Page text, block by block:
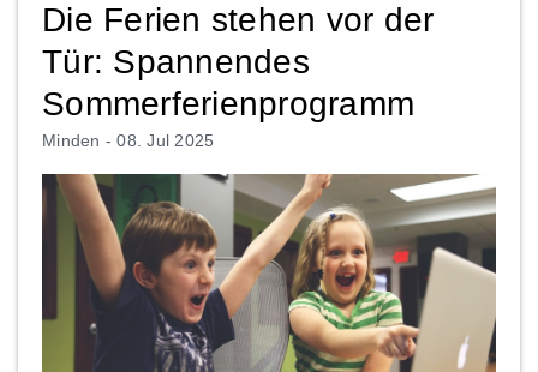
Die Ferien stehen vor der
Tür: Spannendes
Sommerferienprogramm
Minden -08. Jul 2025